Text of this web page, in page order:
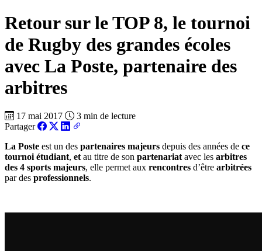
Retour sur le TOP 8, le tournoi
de Rugby des grandes écoles
avec La Poste, partenaire des
arbitres
17 mai 2017
3 min de lecture
Partager
La Poste est un des partenaires majeurs depuis des années de ce
tournoi étudiant, et au titre de son partenariat avec les arbitres
des 4 sports majeurs, elle permet aux rencontres d’être arbitrées
par des professionnels.